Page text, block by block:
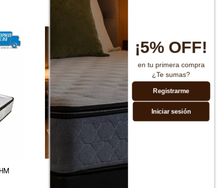
Colchon de resortes Queen THM Silver
¡5% OFF!
en tu primera compra
¿Te sumas?
Registrarme
Iniciar sesión